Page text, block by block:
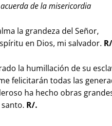
acuerda de la misericordia
la grandeza del Señor,
en Dios, mi salvador.
la humillación de su
felicitarán todas las
ha hecho obras
R/.